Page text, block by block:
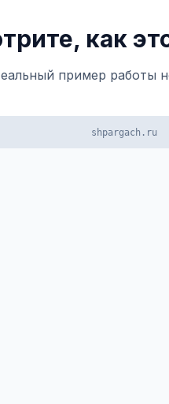
как
пример работы
shpargach.ru